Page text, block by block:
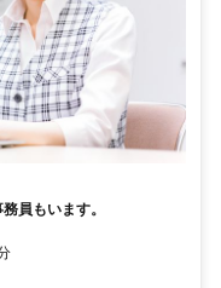
員もいます。